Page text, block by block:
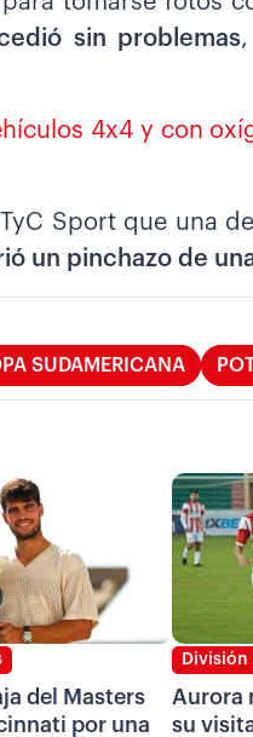
sin problemas
4x4 y con
Sport que una
un pinchazo de
SUDAMERICANA
del Masters
por una
División
Aurora
su